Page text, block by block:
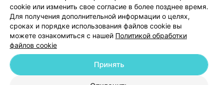
Обработка персональных данных
© 2026 ООО «Артокс Лаб», УНП 191700409
| 220012, Республика Беларусь,
cookie или изменить свое согласие в более позднее время.
Для получения дополнительной информации о целях,
сроках и порядке использования файлов cookie вы
можете ознакомиться с нашей Политикой обработки
файлов cookie
Принять